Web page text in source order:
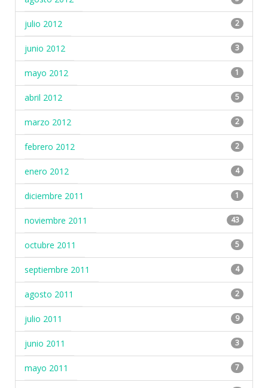
julio 2012 2
junio 2012 3
mayo 2012 1
abril 2012 5
marzo 2012 2
febrero 2012 2
enero 2012 4
diciembre 2011 1
noviembre 2011 43
octubre 2011 5
septiembre 2011 4
agosto 2011 2
julio 2011 9
junio 2011 3
mayo 2011 7